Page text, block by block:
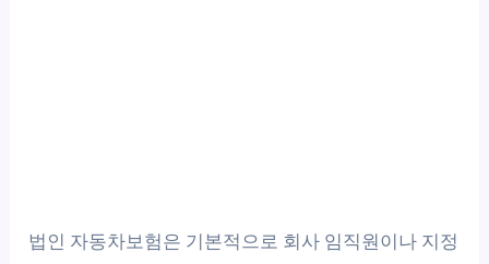
법인 자동차보험은 기본적으로 회사 임직원이나 지정